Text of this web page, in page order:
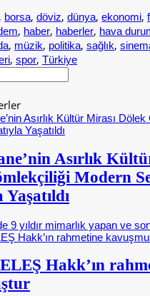
, borsa, döviz, dünya, ekonomi,
, haber, haberler, hava
, müzik, politika, sağlık,
, spor, Türkiye
Asırlık
Modern
Yaşatıldı
9 yıldır mimarlık yapan ve
Hakk’ın